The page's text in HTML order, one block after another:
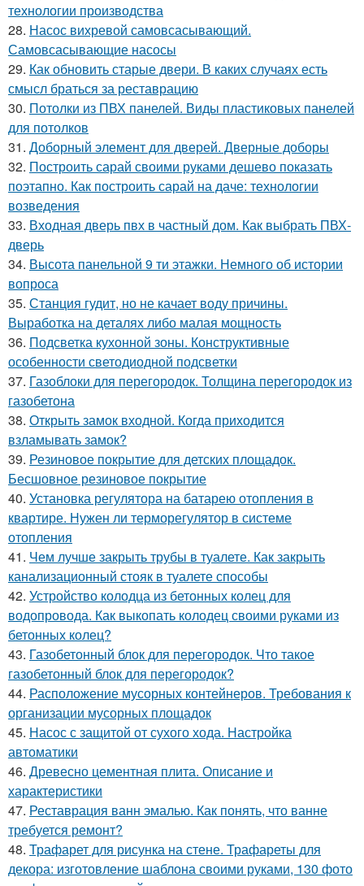
технологии производства
28. Насос вихревой самовсасывающий.
Самовсасывающие насосы
29. Как обновить старые двери. В каких случаях есть
смысл браться за реставрацию
30. Потолки из ПВХ панелей. Виды пластиковых панелей
для потолков
31. Доборный элемент для дверей. Дверные доборы
32. Построить сарай своими руками дешево показать
поэтапно. Как построить сарай на даче: технологии
возведения
33. Входная дверь пвх в частный дом. Как выбрать ПВХ-
дверь
34. Высота панельной 9 ти этажки. Немного об истории
вопроса
35. Станция гудит, но не качает воду причины.
Выработка на деталях либо малая мощность
36. Подсветка кухонной зоны. Конструктивные
особенности светодиодной подсветки
37. Газоблоки для перегородок. Толщина перегородок из
газобетона
38. Открыть замок входной. Когда приходится
взламывать замок?
39. Резиновое покрытие для детских площадок.
Бесшовное резиновое покрытие
40. Установка регулятора на батарею отопления в
квартире. Нужен ли терморегулятор в системе
отопления
41. Чем лучше закрыть трубы в туалете. Как закрыть
канализационный стояк в туалете способы
42. Устройство колодца из бетонных колец для
водопровода. Как выкопать колодец своими руками из
бетонных колец?
43. Газобетонный блок для перегородок. Что такое
газобетонный блок для перегородок?
44. Расположение мусорных контейнеров. Требования к
организации мусорных площадок
45. Насос с защитой от сухого хода. Настройка
автоматики
46. Древесно цементная плита. Описание и
характеристики
47. Реставрация ванн эмалью. Как понять, что ванне
требуется ремонт?
48. Трафарет для рисунка на стене. Трафареты для
декора: изготовление шаблона своими руками, 130 фото